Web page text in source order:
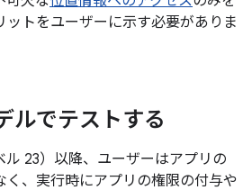
ットをユーザーに示す必要がありま
ルでテストする
23）以降、ユーザーはアプリの
く、実行時にアプリの権限の付与や